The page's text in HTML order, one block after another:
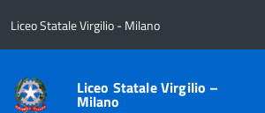
Liceo Statale Virgilio - Milano
Liceo Statale Virgilio –
Milano